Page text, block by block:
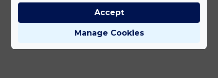
Manage Cookies
Accept